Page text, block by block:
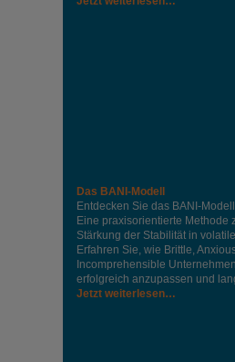
Das BANI-Modell
Entdecken Sie das BANI-
Eine praxisorientierte Methode
Stärkung der Stabilität in
Erfahren Sie, wie Brittle,
Incomprehensible
erfolgreich anzupassen und
Jetzt weiterlesen…